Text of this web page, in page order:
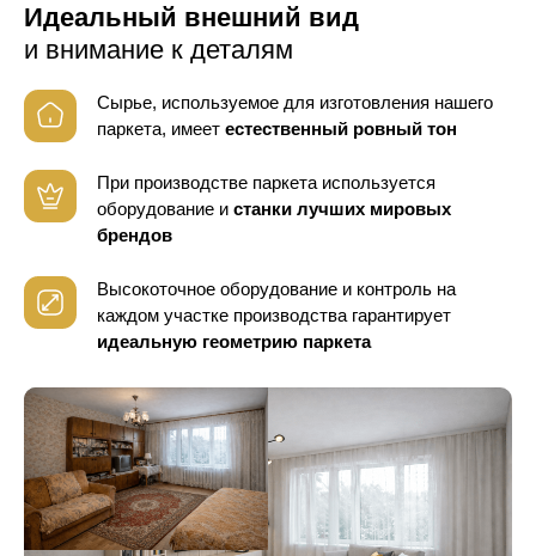
Идеальный внешний вид
и внимание к деталям
Сырье, используемое для изготовления нашего
паркета, имеет естественный ровный тон
При производстве паркета используется
оборудование и станки лучших мировых
брендов
Высокоточное оборудование и контроль на
каждом участке производства гарантирует
идеальную геометрию паркета